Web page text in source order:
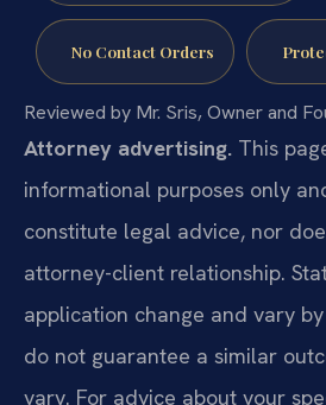
No Contact Orders
Reviewed by Mr. Sris, Owner and
Attorney advertising. This
informational purposes only
constitute legal advice, nor
attorney-client relationship.
application change and vary
do not guarantee a similar
vary. For advice about your